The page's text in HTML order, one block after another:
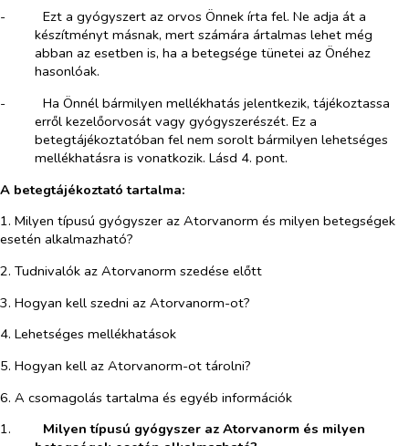
-​
Ezt a gyógyszert az orvos Önnek írta fel. Ne adja át a
készítményt másnak, mert számára ártalmas lehet még
abban az esetben is, ha a betegsége tünetei az Önéhez
hasonlóak.
-​
Ha Önnél bármilyen mellékhatás jelentkezik, tájékoztassa
erről kezelőorvosát vagy gyógyszerészét. Ez a
betegtájékoztatóban fel nem sorolt bármilyen lehetséges
mellékhatásra is vonatkozik. Lásd 4. pont.
A betegtájékoztató tartalma:
1. Milyen típusú gyógyszer az Atorvanorm és milyen betegségek
esetén alkalmazható?
2. Tudnivalók az Atorvanorm szedése előtt
3. Hogyan kell szedni az Atorvanorm-ot?
4. Lehetséges mellékhatások
5. Hogyan kell az Atorvanorm-ot tárolni?
6. A csomagolás tartalma és egyéb információk
1.​
Milyen típusú gyógyszer az Atorvanorm és milyen